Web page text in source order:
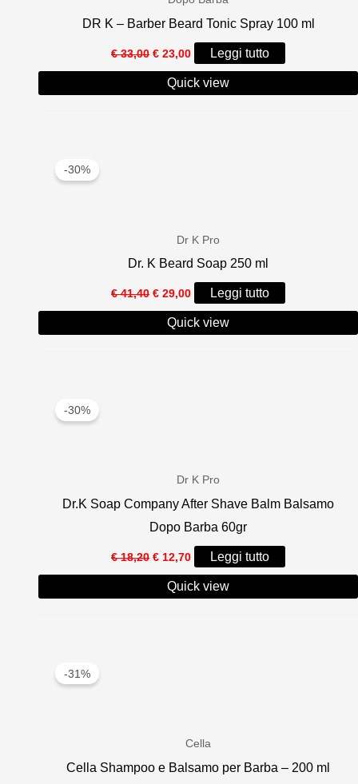
DR K – Barber Beard Tonic Spray 100 ml
€33,00 Il
prezzo
originale
era:
€ 23,00 Il
prezzo
attuale
è:
Leggi tutto
Quick view
-30%
Dr K Pro
Dr. K Beard Soap 250 ml
€41,40 Il
prezzo
originale
era:
€ 29,00 Il
prezzo
attuale
è:
Leggi tutto
Quick view
-30%
Dr K Pro
Dr.K Soap Company After Shave Balm Balsamo
Dopo Barba 60gr
€18,20 Il
prezzo
originale
era:
€ 12,70 Il
prezzo
attuale
è:
Leggi tutto
Quick view
-31%
Cella
Cella Shampoo e Balsamo per Barba – 200 ml